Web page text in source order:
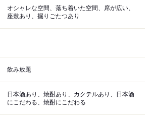
オシャレな空間、落ち着いた空間、席が広い、
座敷あり、掘りごたつあり
飲み放題
日本酒あり、焼酎あり、カクテルあり、日本酒
にこだわる、焼酎にこだわる